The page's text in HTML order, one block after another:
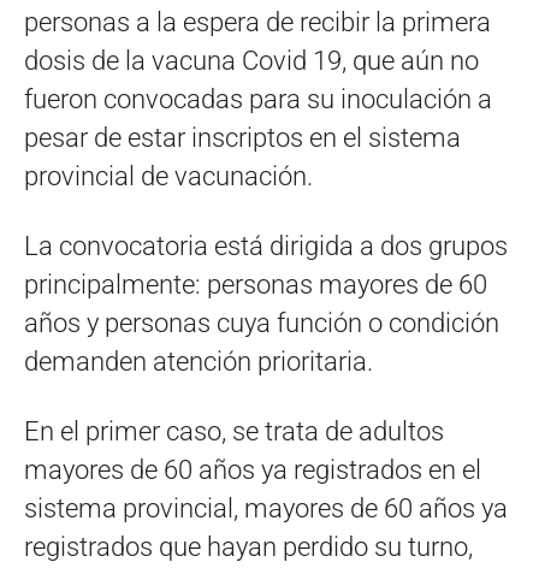
personas a la espera de recibir la primera
dosis de la vacuna Covid 19, que aún no
fueron convocadas para su inoculación a
pesar de estar inscriptos en el sistema
provincial de vacunación.
La convocatoria está dirigida a dos grupos
principalmente: personas mayores de 60
años y personas cuya función o condición
demanden atención prioritaria.
En el primer caso, se trata de adultos
mayores de 60 años ya registrados en el
sistema provincial, mayores de 60 años ya
registrados que hayan perdido su turno,